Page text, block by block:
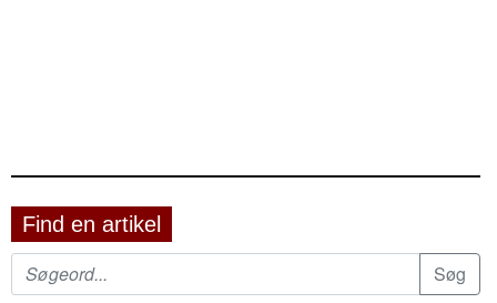
Find en artikel